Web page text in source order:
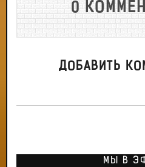
0
ДОБАВИТЬ
МЫ В